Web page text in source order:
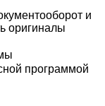
и
оригиналы
программой